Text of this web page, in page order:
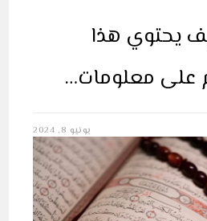
يحتوي هذا
على معلومات…
يونيو 8, 2024